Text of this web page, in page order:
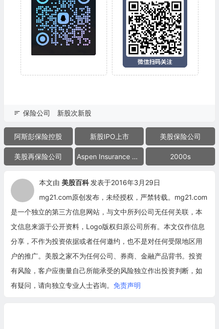
保险公司 新股次新股
阿斯彭保险控股 新股IPO上市 美股保险公司
美股再保险公司 Aspen Insurance Holdings 2000s
本文由 美股百科 发表于2016年3月29日
mg21.com原创发布，未经授权，严禁转载。mg21.com
是一个独立的第三方信息网站，与文中所列公司无任何关联，本
文信息来源于公开资料，Logo版权归原公司所有。本文仅作信息
分享，不作为投资依据或者任何邀约，也不是对任何受限地区用
户的推广。美股之家不为任何公司、券商、金融产品背书。投资
有风险，客户应衡量自己所能承受的风险独立作出投资判断，如
有疑问，请向独立专业人士咨询。 免责声明